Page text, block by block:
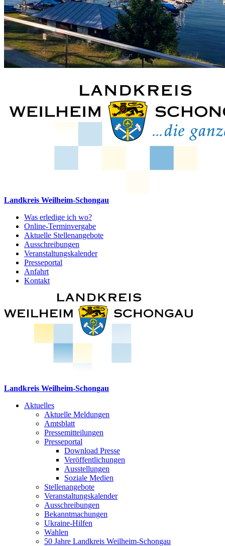
Landkreis Weilheim-Schongau
Was erledige ich wo?
Online-Terminvergabe
Aktuelle Stellenangebote
Ausschreibungen
Veranstaltungskalender
Presseportal
Anfahrt
Kontakt
Landkreis Weilheim-Schongau
Aktuelles
Aktuelle Meldungen
Amtsblatt
Pressemitteilungen
Presseportal
Download Presse
Veröffentlichungen
Ausstellungen
Soziale Medien
Stellenangebote
Veranstaltungskalender
Ausschreibungen
Bekanntmachungen
Ukraine-Hilfen
Wahlen
50 Jahre Landkreis Weilheim-Schongau